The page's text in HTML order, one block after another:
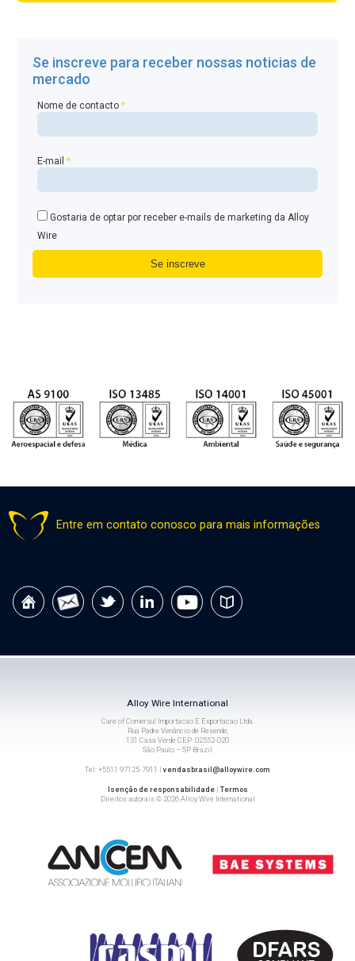
Se inscreve para receber nossas noticias de
mercado
Nome de contacto*
E-mail*
Gostaria de optar por receber e-mails de marketing da Alloy
Wire
Entre em contato conosco para mais informações
Alloy Wire International
Care of Comersul Importacao E Exportacao Ltda.
Rua Padre Venâncio de Resende,
131 Casa Verde CEP: 02552-020
São Paulo – SP Brazil
Tel: +5511 97125-7911 |vendasbrasil@alloywire.com
Isenção de responsabilidade|Termos
Direitos autorais © 2026 Alloy Wire International